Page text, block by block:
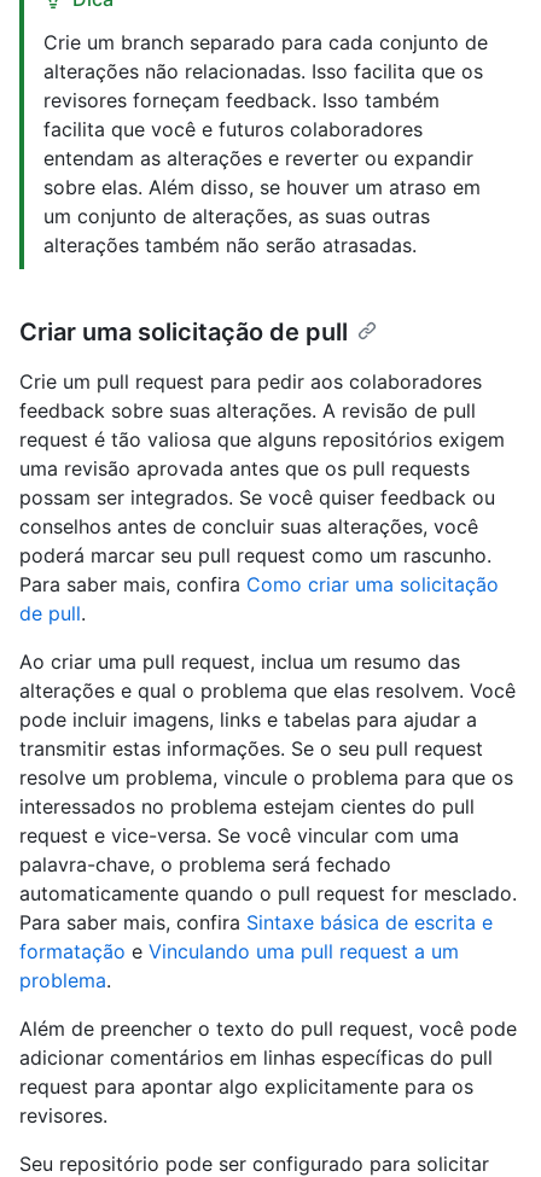
Crie um branch separado para cada conjunto de
alterações não relacionadas. Isso facilita que os
revisores forneçam feedback. Isso também
facilita que você e futuros colaboradores
entendam as alterações e reverter ou expandir
sobre elas. Além disso, se houver um atraso em
um conjunto de alterações, as suas outras
alterações também não serão atrasadas.
Criar uma solicitação de pull
Crie um pull request para pedir aos colaboradores
feedback sobre suas alterações. A revisão de pull
request é tão valiosa que alguns repositórios exigem
uma revisão aprovada antes que os pull requests
possam ser integrados. Se você quiser feedback ou
conselhos antes de concluir suas alterações, você
poderá marcar seu pull request como um rascunho.
Para saber mais, confira Como criar uma solicitação
de pull.
Ao criar uma pull request, inclua um resumo das
alterações e qual o problema que elas resolvem. Você
pode incluir imagens, links e tabelas para ajudar a
transmitir estas informações. Se o seu pull request
resolve um problema, vincule o problema para que os
interessados no problema estejam cientes do pull
request e vice-versa. Se você vincular com uma
palavra-chave, o problema será fechado
automaticamente quando o pull request for mesclado.
Para saber mais, confira Sintaxe básica de escrita e
formatação e Vinculando uma pull request a um
problema.
Além de preencher o texto do pull request, você pode
adicionar comentários em linhas específicas do pull
request para apontar algo explicitamente para os
revisores.
Seu repositório pode ser configurado para solicitar